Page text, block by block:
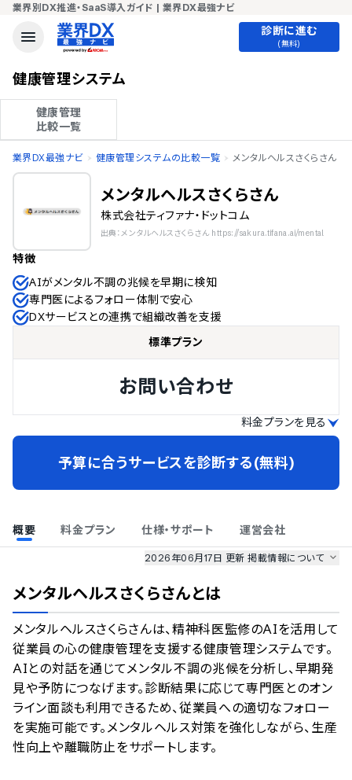
業界別DX推進・SaaS導入ガイド | 業界DX最強ナビ
診断に進む
(無料)
健康管理システム
健康管理
比較一覧
業界DX最強ナビ 健康管理システムの比較一覧 メンタルヘルスさくらさん
メンタルヘルスさくらさん
株式会社ティファナ・ドットコム
出典：メンタルヘルスさくらさん https://sakura.tifana.ai/mental
特徴
AIがメンタル不調の兆候を早期に検知
専門医によるフォロー体制で安心
DXサービスとの連携で組織改善を支援
標準プラン
お問い合わせ
料金プランを見る
予算に合うサービスを診断する(無料)
概要 料金プラン 仕様・サポート 運営会社
2026年06月17日 更新掲載情報について
のサービス情報は、
のサービスデータを参照しています。
情報更新者：業界DX最強ナビ編集部 情報取得元 掲載修正依頼
メンタルヘルスさくらさんとは
メンタルヘルスさくらさんは、精神科医監修のAIを活用して
従業員の心の健康管理を支援する健康管理システムです。
AIとの対話を通じてメンタル不調の兆候を分析し、早期発
見や予防につなげます。診断結果に応じて専門医とのオン
ライン面談も利用できるため、従業員への適切なフォロー
を実施可能です。メンタルヘルス対策を強化しながら、生産
性向上や離職防止をサポートします。